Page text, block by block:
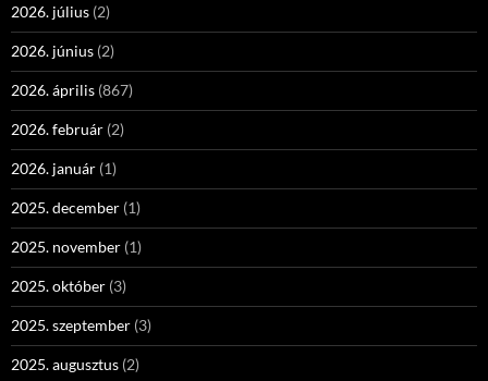
2026. július (2)
2026. június (2)
2026. április (867)
2026. február (2)
2026. január (1)
2025. december (1)
2025. november (1)
2025. október (3)
2025. szeptember (3)
2025. augusztus (2)